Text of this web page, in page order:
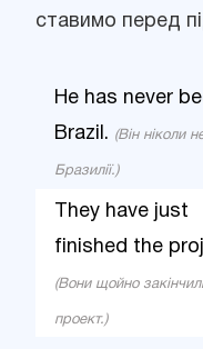
ставимо перед
He has never
Brazil. (Він ніколи
Бразилії.)
They have just
finished the
(Вони щойно
проект.)